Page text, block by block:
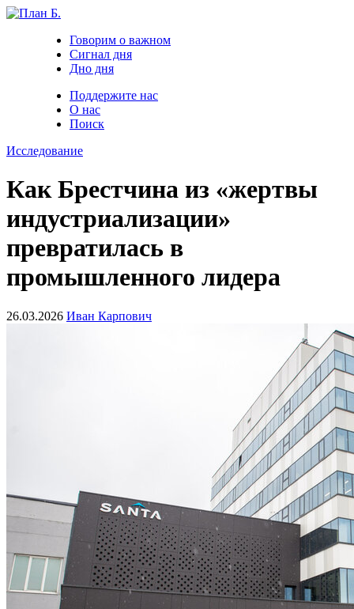
Говорим о важном
Сигнал дня
Дно дня
Поддержите нас
О нас
Поиск
Исследование
Как Брестчина из «жертвы
индустриализации»
превратилась в
промышленного лидера
26.03.2026 Иван Карпович